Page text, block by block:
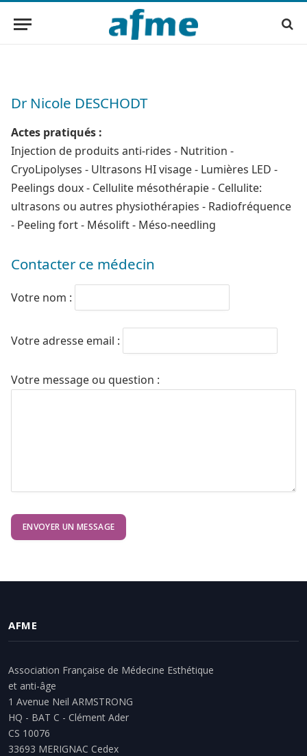
Dr Nicole DESCHODT
Actes pratiqués :
Injection de produits anti-rides - Nutrition -
CryoLipolyses - Ultrasons HI visage - Lumières LED -
Peelings doux - Cellulite mésothérapie - Cellulite:
ultrasons ou autres physiothérapies - Radiofréquence
- Peeling fort - Mésolift - Méso-needling
Contacter ce médecin
Votre nom :
Votre adresse email :
Votre message ou question :
AFME
Association Française de Médecine Esthétique
et anti-âge
1 Avenue Neil ARMSTRONG
HQ - BAT C - Clément Ader
CS 10076
33693 MERIGNAC Cedex